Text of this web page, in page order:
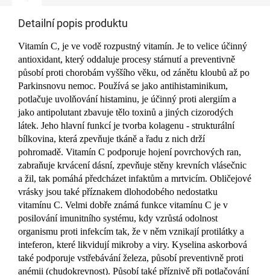
Detailní popis produktu
Vitamín C, je ve vodě rozpustný vitamín. Je to velice účinný
antioxidant, který oddaluje procesy stárnutí a preventivně
působí proti chorobám vyššího věku, od zánětu kloubů až po
Parkinsnovu nemoc. Používá se jako antihistaminikum,
potlačuje uvolňování histaminu, je účinný proti alergiím a
jako antipolutant zbavuje tělo toxinů a jiných cizorodých
látek. Jeho hlavní funkcí je tvorba kolagenu - strukturální
bílkovina, která zpevňuje tkáně a řadu z nich drží
pohromadě. Vitamín C podporuje hojení povrchových ran,
zabraňuje krvácení dásní, zpevňuje stěny krevních vlásečnic
a žil, tak pomáhá předcházet infaktům a mrtvicím. Obličejové
vrásky jsou také příznakem dlohodobého nedostatku
vitamínu C. Velmi dobře známá funkce vitamínu C je v
posilování imunitního systému, kdy vzrůstá odolnost
organismu proti infekcím tak, že v něm vznikají protilátky a
inteferon, které likvidují mikroby a viry. Kyselina askorbová
také podporuje vstřebávání železa, působí preventivně proti
anémii (chudokrevnost). Působí také příznivě při potlačování